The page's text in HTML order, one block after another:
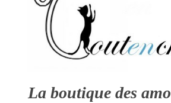
La boutique des